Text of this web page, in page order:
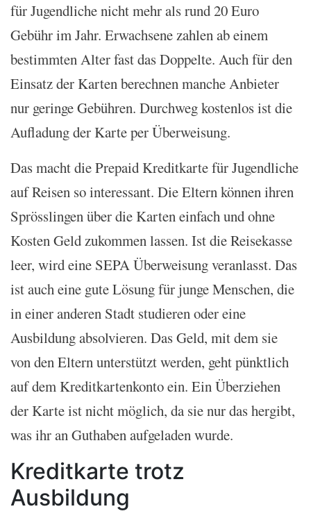
für Jugendliche nicht mehr als rund 20 Euro
Gebühr im Jahr. Erwachsene zahlen ab einem
bestimmten Alter fast das Doppelte. Auch für den
Einsatz der Karten berechnen manche Anbieter
nur geringe Gebühren. Durchweg kostenlos ist die
Aufladung der Karte per Überweisung.
Das macht die Prepaid Kreditkarte für Jugendliche
auf Reisen so interessant. Die Eltern können ihren
Sprösslingen über die Karten einfach und ohne
Kosten Geld zukommen lassen. Ist die Reisekasse
leer, wird eine SEPA Überweisung veranlasst. Das
ist auch eine gute Lösung für junge Menschen, die
in einer anderen Stadt studieren oder eine
Ausbildung absolvieren. Das Geld, mit dem sie
von den Eltern unterstützt werden, geht pünktlich
auf dem Kreditkartenkonto ein. Ein Überziehen
der Karte ist nicht möglich, da sie nur das hergibt,
was ihr an Guthaben aufgeladen wurde.
Kreditkarte trotz
Ausbildung